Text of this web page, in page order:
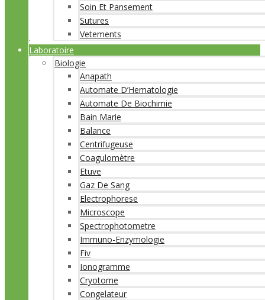
Soin Et Pansement
Sutures
Vetements
Laboratoire
Biologie
Anapath
Automate D’Hematologie
Automate De Biochimie
Bain Marie
Balance
Centrifugeuse
Coagulomètre
Etuve
Gaz De Sang
Electrophorese
Microscope
Spectrophotometre
Immuno-Enzymologie
Fiv
Ionogramme
Cryotome
Congelateur